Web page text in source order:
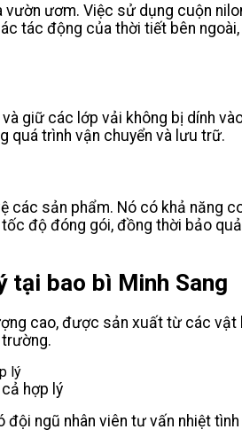
ươm. Việc sử dụng cuộn
tác động của thời tiết bên
giữ các lớp vải không bị dính
quá trình vận chuyển và lưu trữ.
sản phẩm. Nó có khả năng
độ đóng gói, đồng thời bảo
tại bao bì Minh Sang
cao, được sản xuất từ các
hợp lý
ngũ nhân viên tư vấn nhiệt